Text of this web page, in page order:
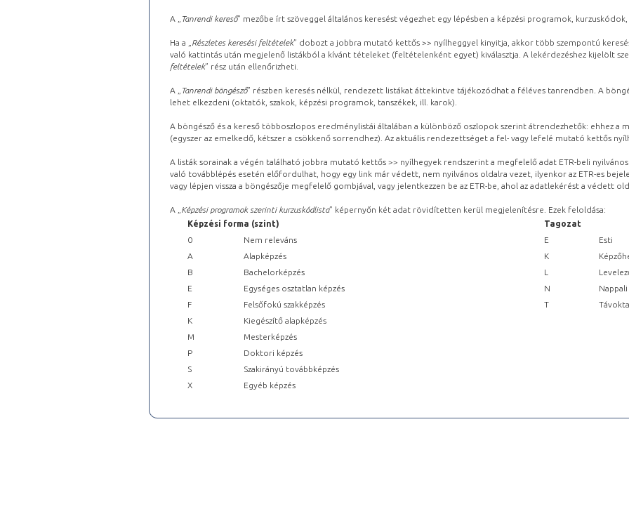
A „ Tanrendi kereső” mezőbe írt szöveggel általános keresést végezhet egy lépésben a képzési programok,
Ha a „ Részletes keresési feltételek” dobozt a jobbra mutató kettős >> nyílheggyel kinyitja, akkor több szempontú
való kattintás után megjelenő listákból a kívánt tételeket (feltételenként egyet) kiválasztja. A lekérdezéshez kijelölt
feltételek” rész után ellenőrizheti.
A „ Tanrendi böngésző” részben keresés nélkül, rendezett listákat áttekintve tájékozódhat a féléves tanrendben. A
lehet elkezdeni (oktatók, szakok, képzési programok, tanszékek, ill. karok).
A böngésző és a kereső többoszlopos eredménylistái általában a különböző oszlopok szerint átrendezhetők: ehhez a
(egyszer az emelkedő, kétszer a csökkenő sorrendhez). Az aktuális rendezettséget a fel- vagy lefelé mutató kettős
A listák sorainak a végén található jobbra mutató kettős >> nyílhegyek rendszerint a megfelelő adat ETR-beli
való továbblépés esetén előfordulhat, hogy egy link már védett, nem nyilvános oldalra vezet, ilyenkor az ETR-es
vagy lépjen vissza a böngészője megfelelő gombjával, vagy jelentkezzen be az ETR-be, ahol az adatlekérést a védett
A „ Képzési programok szerinti kurzuskódlista” képernyőn két adat rövidítetten kerül megjelenítésre. Ezek feloldása:
Képzési forma (szint)
Tagozat
0
Nem releváns E
Esti
A
Alapképzés K
B
Bachelorképzés L
E
Egységes osztatlan képzés N
Nappali
F
Felsőfokú szakképzés T
K
Kiegészítő alapképzés
M
Mesterképzés
P
Doktori képzés
S
Szakirányú továbbképzés
X
Egyéb képzés